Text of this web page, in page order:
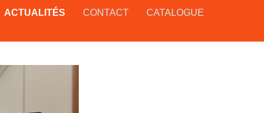
ACTUALITÉS CONTACT CATALOGUE